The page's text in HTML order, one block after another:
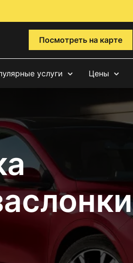
Посмотреть на карте
услуги Цены